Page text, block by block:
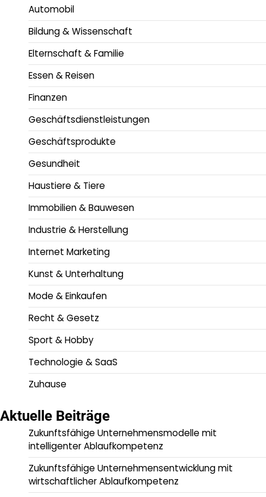
Automobil
Bildung & Wissenschaft
Elternschaft & Familie
Essen & Reisen
Finanzen
Geschäftsdienstleistungen
Geschäftsprodukte
Gesundheit
Haustiere & Tiere
Immobilien & Bauwesen
Industrie & Herstellung
Internet Marketing
Kunst & Unterhaltung
Mode & Einkaufen
Recht & Gesetz
Sport & Hobby
Technologie & SaaS
Zuhause
Aktuelle Beiträge
Zukunftsfähige Unternehmensmodelle mit
intelligenter Ablaufkompetenz
Zukunftsfähige Unternehmensentwicklung mit
wirtschaftlicher Ablaufkompetenz